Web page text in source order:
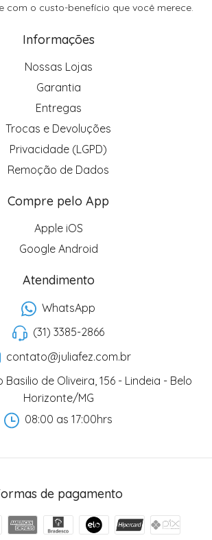
com o custo-benefício que você merece.
Informações
Nossas Lojas
Garantia
Entregas
Trocas e Devoluções
Privacidade (LGPD)
Remoção de Dados
Compre pelo App
Apple iOS
Google Android
Atendimento
WhatsApp
(31) 3385-2866
contato@juliafez.com.br
Basilio de Oliveira, 156 - Lindeia - Belo
Horizonte/MG
08:00 as 17:00hrs
de pagamento